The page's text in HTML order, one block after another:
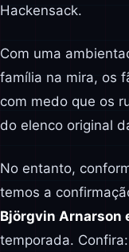
Hackensack.
Com uma
família na mira, os
com medo que os
do elenco original
No entanto,
temos a
Björgvin Arnarson
temporada. Confira: